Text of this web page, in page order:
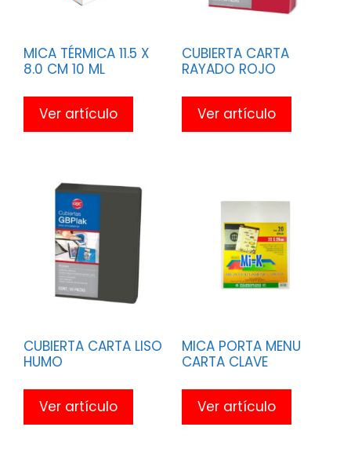
MICA TÉRMICA 11.5 X
8.0 CM 10 ML
Ver artículo
CUBIERTA CARTA
RAYADO ROJO
Ver artículo
CUBIERTA CARTA LISO
HUMO
Ver artículo
MICA PORTA MENU
CARTA CLAVE
Ver artículo